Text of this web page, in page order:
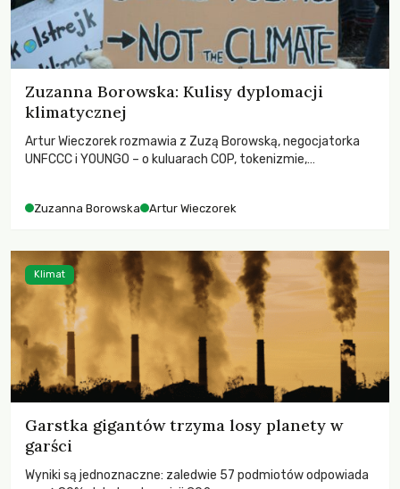
Zuzanna Borowska: Kulisy dyplomacji
klimatycznej
Artur Wieczorek rozmawia z Zuzą Borowską, negocjatorka
UNFCCC i YOUNGO – o kuluarach COP, tokenizmie,
Zuzanna Borowska Artur Wieczorek
Garstka gigantów trzyma losy planety w
garści
Wyniki są jednoznaczne: zaledwie 57 podmiotów odpowiada
Klimat